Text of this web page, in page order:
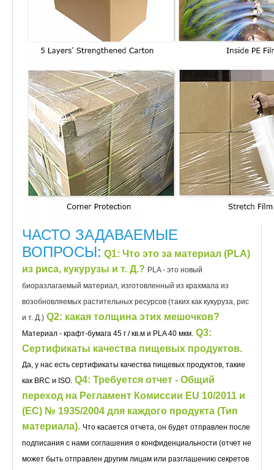
ЧАСТО ЗАДАВАЕМЫЕ
ВОПРОСЫ: Q1: Что это за материал (PLA)
из риса, кукурузы и т. Д.? PLA - это новый
биоразлагаемый материал, изготовленный из крахмала из
возобновляемых растительных ресурсов (таких как кукуруза, рис
и т. Д.) Q2: какая толщина этих мешочков?
Материал - крафт-бумага 45 г / кв.м и PLA 40 мкм. Q3:
Сертификаты качества пищевых продуктов.
Да, у нас есть сертификаты качества пищевых продуктов, такие
как BRC и ISO. Q4: Требуется отчет - Общий
переход на Регламент Комиссии EU 10/2011 и
(EC) № 1935/2004 для каждого продукта (Тип
материала). Что касается отчета, он будет отправлен после
подписания с нами соглашения о конфиденциальности (отчет не
может быть отправлен другим лицам или разглашению секретов